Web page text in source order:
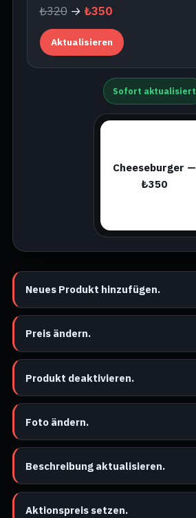
₺320 → ₺350
Aktualisieren
Sofort aktualisiert
Cheeseburger —
₺350
Neues Produkt hinzufügen.
Preis ändern.
Produkt deaktivieren.
Foto ändern.
Beschreibung aktualisieren.
Aktionspreis setzen.